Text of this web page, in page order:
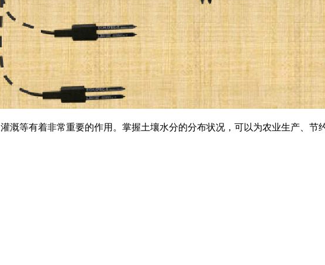
等有着非常重要的作用。掌握土壤水分的分布状况，可以为农业生产、节